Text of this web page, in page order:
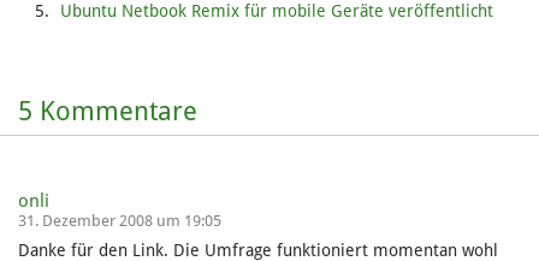
Ubuntu Netbook Remix für mobile Geräte veröffentlicht
5 Kommentare
onli
31. Dezember 2008 um 19:05
Danke für den Link. Die Umfrage funktioniert momentan wohl